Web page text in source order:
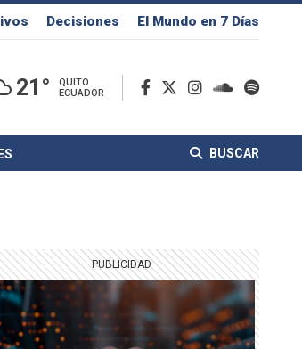
Decisiones El Mundo en 7 Días
21°
QUITO
ECUADOR
BUSCAR